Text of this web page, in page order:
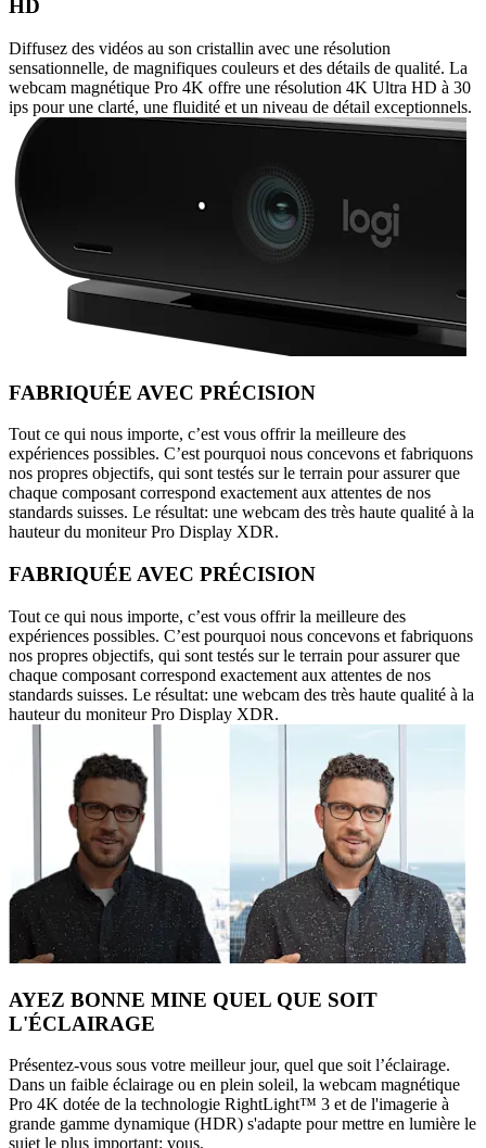
HD
Diffusez des vidéos au son cristallin avec une résolution
sensationnelle, de magnifiques couleurs et des détails de qualité. La
webcam magnétique Pro 4K offre une résolution 4K Ultra HD à 30
ips pour une clarté, une fluidité et un niveau de détail exceptionnels.
FABRIQUÉE AVEC PRÉCISION
Tout ce qui nous importe, c’est vous offrir la meilleure des
expériences possibles. C’est pourquoi nous concevons et fabriquons
nos propres objectifs, qui sont testés sur le terrain pour assurer que
chaque composant correspond exactement aux attentes de nos
standards suisses. Le résultat: une webcam des très haute qualité à la
hauteur du moniteur Pro Display XDR.
FABRIQUÉE AVEC PRÉCISION
Tout ce qui nous importe, c’est vous offrir la meilleure des
expériences possibles. C’est pourquoi nous concevons et fabriquons
nos propres objectifs, qui sont testés sur le terrain pour assurer que
chaque composant correspond exactement aux attentes de nos
standards suisses. Le résultat: une webcam des très haute qualité à la
hauteur du moniteur Pro Display XDR.
AYEZ BONNE MINE QUEL QUE SOIT
L'ÉCLAIRAGE
Présentez-vous sous votre meilleur jour, quel que soit l’éclairage.
Dans un faible éclairage ou en plein soleil, la webcam magnétique
Pro 4K dotée de la technologie RightLight™ 3 et de l'imagerie à
grande gamme dynamique (HDR) s'adapte pour mettre en lumière le
sujet le plus important: vous.